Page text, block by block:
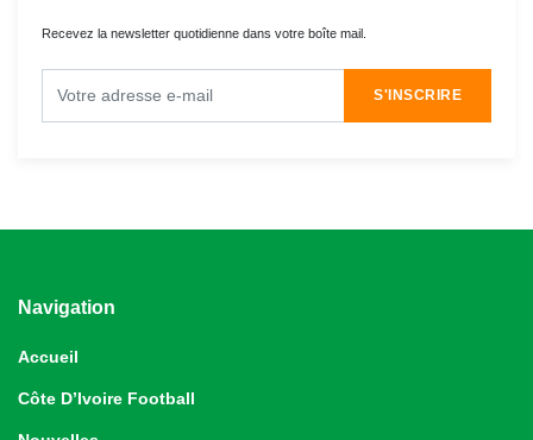
Recevez la newsletter quotidienne dans votre boîte mail.
S'INSCRIRE
Navigation
Accueil
Côte D’Ivoire Football